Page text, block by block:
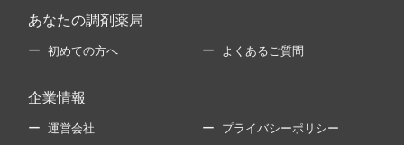
あなたの調剤薬局
初めての方へ よくあるご質問
企業情報
運営会社 プライバシーポリシー